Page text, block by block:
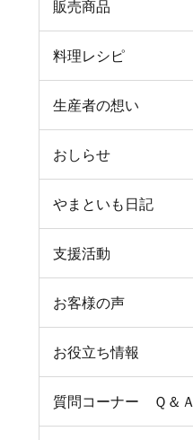
販売商品
料理レシピ
生産者の想い
おしらせ
やまといも日記
支援活動
お客様の声
お役立ち情報
質問コーナー Ｑ＆Ａ